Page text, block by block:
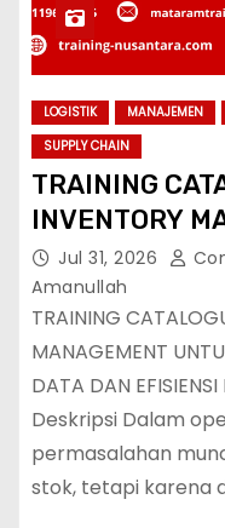
LOGISTIK MANAJEMEN
SUPPLY CHAIN
TRAINING
INVENTORY
Jul 31, 2026
Amanullah
TRAINING
MANAGEMENT
DATA DAN
Deskripsi Dalam
permasalahan
stok, tetapi karena